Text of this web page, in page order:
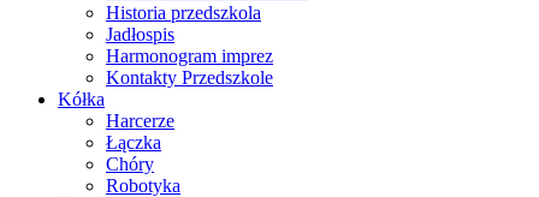
Historia przedszkola
Jadłospis
Harmonogram imprez
Kontakty Przedszkole
Kółka
Harcerze
Łączka
Chóry
Robotyka